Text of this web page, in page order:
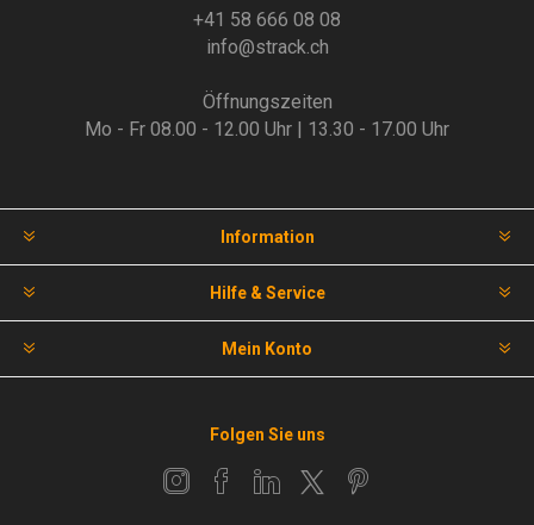
+41 58 666 08 08
info@strack.ch
Öffnungszeiten
Mo - Fr 08.00 - 12.00 Uhr | 13.30 - 17.00 Uhr
Information
Hilfe & Service
Mein Konto
Folgen Sie uns